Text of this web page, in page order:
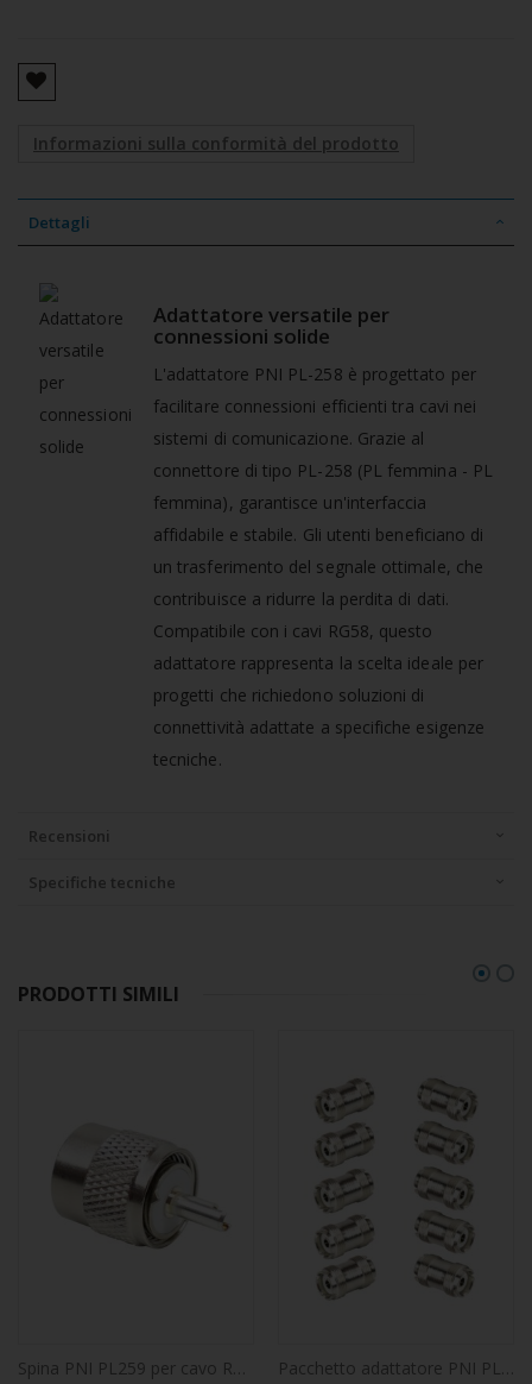
Informazioni sulla conformità del prodotto
Dettagli
Adattatore versatile per
connessioni solide
L'adattatore PNI PL-258 è progettato per
facilitare connessioni efficienti tra cavi nei
sistemi di comunicazione. Grazie al
connettore di tipo PL-258 (PL femmina - PL
femmina), garantisce un'interfaccia
affidabile e stabile. Gli utenti beneficiano di
un trasferimento del segnale ottimale, che
contribuisce a ridurre la perdita di dati.
Compatibile con i cavi RG58, questo
adattatore rappresenta la scelta ideale per
progetti che richiedono soluzioni di
connettività adattate a specifiche esigenze
tecniche.
Recensioni
Specifiche tecniche
PRODOTTI SIMILI